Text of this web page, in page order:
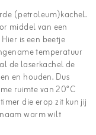
(petroleum)kachel.
middel van een
is een beetje
temperatuur
de laserkachel de
en houden. Dus
ruimte van 20°C
die erop zit kun jij
warm wilt